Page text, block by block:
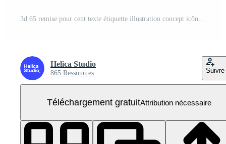
3d 65 remise pour cent texte étiquette illustration concept icône PNG Gratuit
Helica Studio
865 Ressources Suivre
Téléchargement gratuitAttribution nécessaire